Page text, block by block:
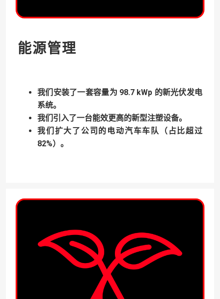
能源管理
我们安装了一套容量为 98.7 kWp 的新光伏发电
系统。
我们引入了一台能效更高的新型注塑设备。
我们扩大了公司的电动汽车车队（占比超过
82%）。